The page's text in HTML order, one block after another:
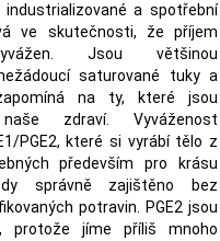
industrializované a spotřební
ve skutečnosti, že příjem
Jsou většinou
saturované tuky a
na ty, které jsou
zdraví. Vyváženost
PGE2, které si vyrábí tělo z
především pro krásu
správně zajištěno bez
potravin. PGE2 jsou
protože jíme příliš mnoho